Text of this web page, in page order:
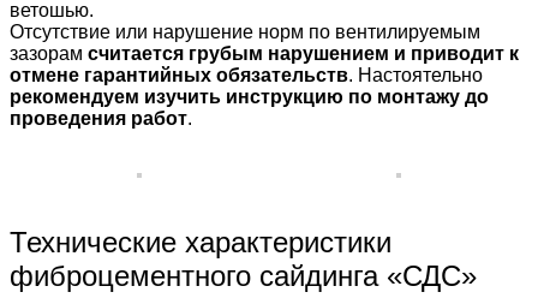
ветошью.
Отсутствие или нарушение норм по вентилируемым
зазорам считается грубым нарушением и приводит к
отмене гарантийных обязательств. Настоятельно
рекомендуем изучить инструкцию по монтажу до
проведения работ.
Технические характеристики
фиброцементного сайдинга «СДС»